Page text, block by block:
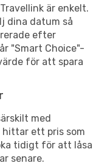
är enkelt.
dina datum så
efter
"Smart Choice"-
för att spara
med
hittar ett pris som
tidigt för att låsa
senare.